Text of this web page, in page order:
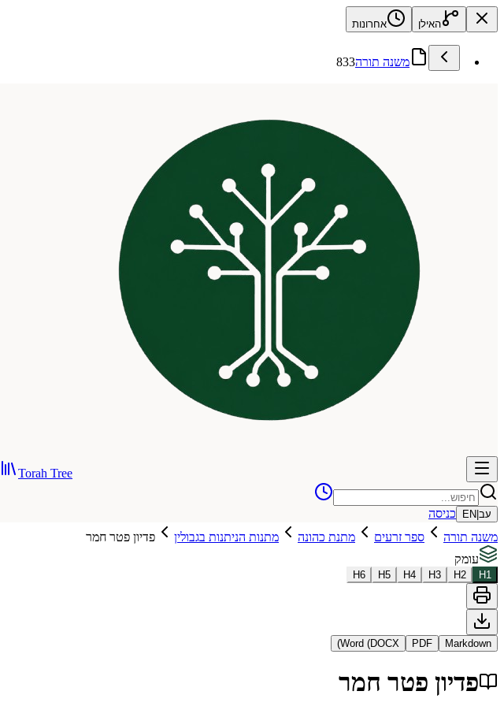
האילן אחרונות
משנה תורה833
Torah Tree
עב EN
כניסה
משנה תורה
ספר זרעים מתנת כהונה מתנות הניתנות בגבולין
פדיון פטר חמר
עומק
H1
H2
H3
H4
H5
H6
Markdown
PDF
Word (DOCX)
פדיון פטר חמר